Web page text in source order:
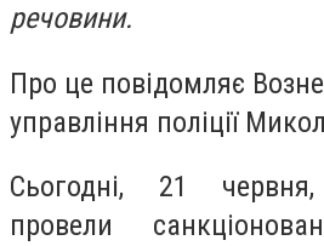
речовини.
Про це повідомляє
управління поліції
Сьогодні, 21 червня,
провели